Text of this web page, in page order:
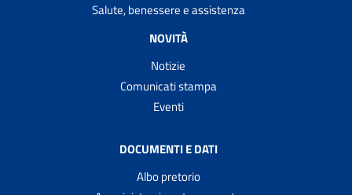
Salute, benessere e assistenza
NOVITÀ
Notizie
Comunicati stampa
Eventi
DOCUMENTI E DATI
Albo pretorio